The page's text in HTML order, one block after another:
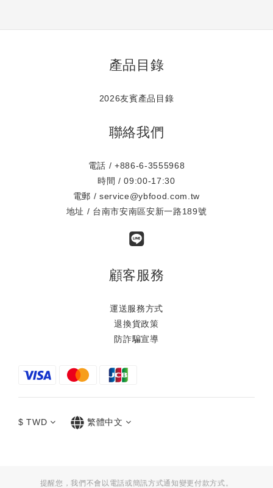
產品目錄
2026友賓產品目錄
聯絡我們
電話 / +886-6-3555968
時間 / 09:00-17:30
電郵 / service@ybfood.com.tw
地址 / 台南市安南區安新一路189號
顧客服務
運送服務方式
退換貨政策
防詐騙宣導
$ TWD 繁體中文
提醒您，我們不會以電話或簡訊方式通知變更付款方式。